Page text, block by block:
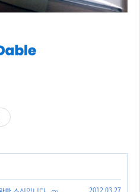
2012.03.27